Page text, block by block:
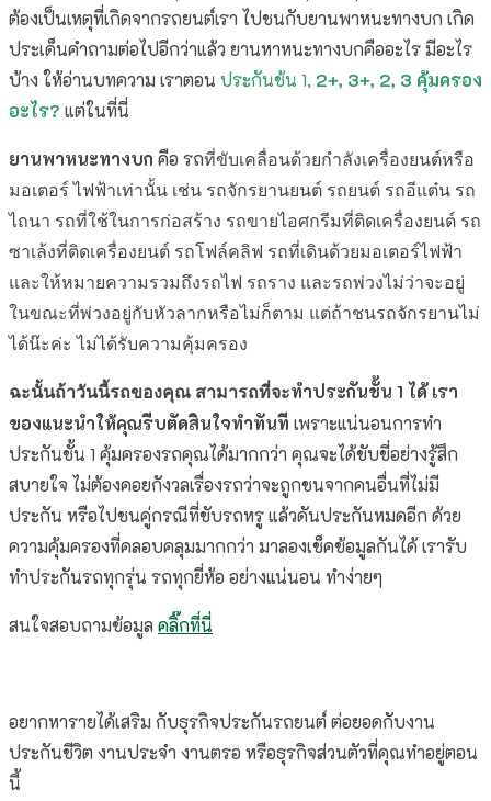
ต้องเป็นเหตุที่เกิดจากรถยนต์เรา ไปชนกับยานพาหนะทางบก เกิด
ประเด็นคำถามต่อไปอีกว่าแล้ว ยานหาหนะทางบกคืออะไร มีอะไร
บ้าง ให้อ่านบทความ เราตอน ประกันช้น 1, 2+, 3+, 2, 3 คุ้มครอง
อะไร? แต่ในที่นี่
ยานพาหนะทางบก คือ รถที่ขับเคลื่อนด้วยกําลังเครื่องยนต์หรือ
มอเตอร์ ไฟฟ้าเท่านั้น เช่น รถจักรยานยนต์ รถยนต์ รถอีแต๋น รถ
ไถนา รถที่ใช้ในการก่อสร้าง รถขายไอศกรีมที่ติดเครื่องยนต์ รถ
ซาเล้งที่ติดเครื่องยนต์ รถโฟล์คลิฟ รถที่เดินด้วยมอเตอร์ไฟฟ้า
และให้หมายความรวมถึงรถไฟ รถราง และรถพ่วงไม่ว่าจะอยู่
ในขณะที่พ่วงอยู่กับหัวลากหรือไม่ก็ตาม แต่ถ้าชนรถจักรยานไม่
ได้น๊ะค่ะ ไม่ได้รับความคุ้มครอง
ฉะนั้นถ้าวันนี้รถของคุณ สามารถที่จะทำประกันชั้น 1 ได้ เรา
ของแนะนำให้คุณรีบตัดสินใจทำทันที เพราะแน่นอนการทำ
ประกันชั้น 1 คุ้มครองรถคุณได้มากกว่า คุณจะได้ขับขี่อย่างรู้สึก
สบายใจ ไม่ต้องคอยกังวลเรื่องรถว่าจะถูกชนจากคนอื่นที่ไม่มี
ประกัน หรือไปชนคู่กรณีที่ขับรถหรู แล้วดันประกันหมดอีก ด้วย
ความคุ้มครองที่คลอบคลุมมากกว่า มาลองเช็คข้อมูลกันได้ เรารับ
ทำประกันรถทุกรุ่น รถทุกยี่ห้อ อย่างแน่นอน ทำง่ายๆ
สนใจสอบถามข้อมูล คลิ๊กที่นี่
อยากหารายได้เสริม กับธุรกิจประกันรถยนต์ ต่อยอดกับงาน
ประกันชีวิต งานประจำ งานตรอ หรือธุรกิจส่วนตัวที่คุณทำอยู่ตอน
นี้